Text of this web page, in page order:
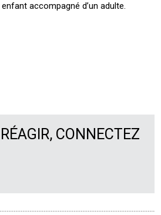
accompagné d’un adulte.
CONNECTEZ